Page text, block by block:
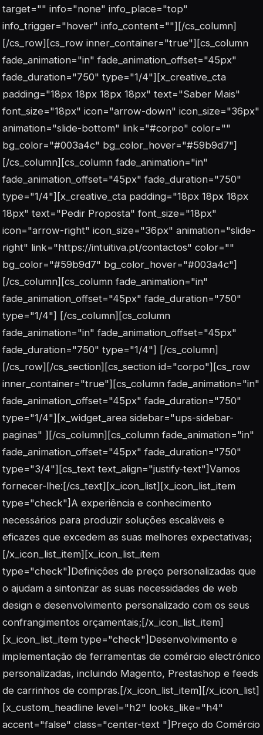
target="" info="none" info_place="top"
info_trigger="hover" info_content=""][/cs_column]
[/cs_row][cs_row inner_container="true"][cs_column
fade_animation="in" fade_animation_offset="45px"
fade_duration="750" type="1/4"][x_creative_cta
padding="18px 18px 18px 18px" text="Saber Mais"
font_size="18px" icon="arrow-down" icon_size="36px"
animation="slide-bottom" link="#corpo" color=""
bg_color="#003a4c" bg_color_hover="#59b9d7"]
[/cs_column][cs_column fade_animation="in"
fade_animation_offset="45px" fade_duration="750"
type="1/4"][x_creative_cta padding="18px 18px 18px
18px" text="Pedir Proposta" font_size="18px"
icon="arrow-right" icon_size="36px" animation="slide-
right" link="https://intuitiva.pt/contactos" color=""
bg_color="#59b9d7" bg_color_hover="#003a4c"]
[/cs_column][cs_column fade_animation="in"
fade_animation_offset="45px" fade_duration="750"
type="1/4"] [/cs_column][cs_column
fade_animation="in" fade_animation_offset="45px"
fade_duration="750" type="1/4"] [/cs_column]
[/cs_row][/cs_section][cs_section id="corpo"][cs_row
inner_container="true"][cs_column fade_animation="in"
fade_animation_offset="45px" fade_duration="750"
type="1/4"][x_widget_area sidebar="ups-sidebar-
paginas" ][/cs_column][cs_column fade_animation="in"
fade_animation_offset="45px" fade_duration="750"
type="3/4"][cs_text text_align="justify-text"]Vamos
fornecer-lhe:[/cs_text][x_icon_list][x_icon_list_item
type="check"]A experiência e conhecimento
necessários para produzir soluções escaláveis e
eficazes que excedem as suas melhores expectativas;
[/x_icon_list_item][x_icon_list_item
type="check"]Definições de preço personalizadas que
o ajudam a sintonizar as suas necessidades de web
design e desenvolvimento personalizado com os seus
confrangimentos orçamentais;[/x_icon_list_item]
[x_icon_list_item type="check"]Desenvolvimento e
implementação de ferramentas de comércio electrónico
personalizadas, incluindo Magento, Prestashop e feeds
de carrinhos de compras.[/x_icon_list_item][/x_icon_list]
[x_custom_headline level="h2" looks_like="h4"
accent="false" class="center-text "]Preço do Comércio